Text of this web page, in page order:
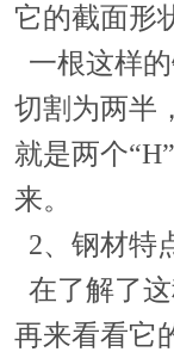
它的截面形
一根这样
切割为两半
就是两个
来。
2、钢材特
在了解了
再来看看它